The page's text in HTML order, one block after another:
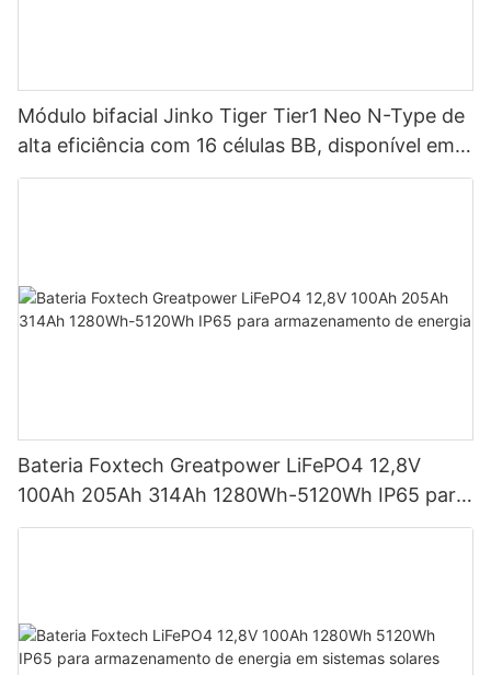
Módulo bifacial Jinko Tiger Tier1 Neo N-Type de
alta eficiência com 16 células BB, disponível em
potências de 590 W, 620 W, 630 W e 650 W.
Bateria Foxtech Greatpower LiFePO4 12,8V
100Ah 205Ah 314Ah 1280Wh-5120Wh IP65 para
armazenamento de energia